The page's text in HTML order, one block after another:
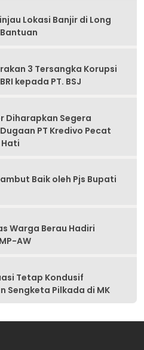
Lokasi Banjir di Long
3 Tersangka Korupsi
kepada PT. BSJ
Diharapkan Segera
PT Kredivo Pecat
Baik oleh Pjs Bupati
Warga Berau Hadiri
AW
Tetap Kondusif
Sengketa Pilkada di MK